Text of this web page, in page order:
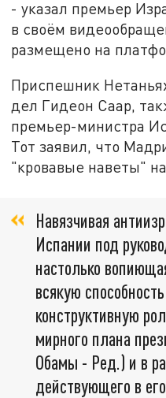
- указал премьер
в своём
размещено на
Приспешник
дел Гидеон Саар,
премьер-министра
Тот заявил, что
"кровавые наветы"
Навязчивая
Испании под
настолько
всякую
конструктивную
мирного плана
Обамы - Ред.) и в
действующего в